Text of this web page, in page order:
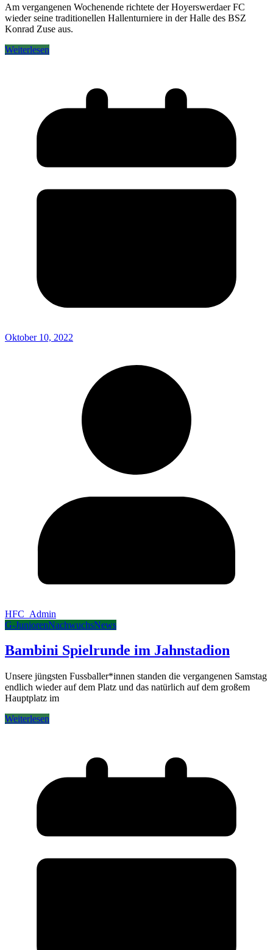
Am vergangenen Wochenende richtete der Hoyerswerdaer FC
wieder seine traditionellen Hallenturniere in der Halle des BSZ
Konrad Zuse aus.
Weiterlesen
Oktober 10, 2022
HFC_Admin
G-JuniorenNachwuchsNews
Bambini Spielrunde im Jahnstadion
Unsere jüngsten Fussballer*innen standen die vergangenen Samstag
endlich wieder auf dem Platz und das natürlich auf dem großem
Hauptplatz im
Weiterlesen